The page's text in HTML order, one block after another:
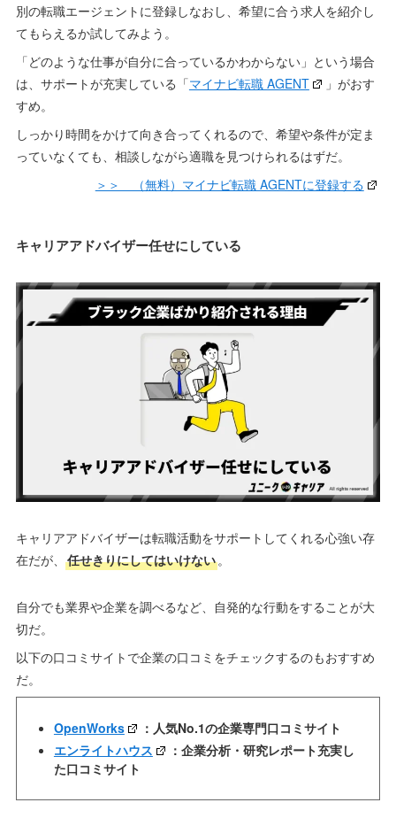
別の転職エージェントに登録しなおし、希望に合う求人を紹介し
てもらえるか試してみよう。
「どのような仕事が自分に合っているかわからない」という場合
は、サポートが充実している「マイナビ転職 AGENT
」がおす
すめ。
しっかり時間をかけて向き合ってくれるので、希望や条件が定ま
っていなくても、相談しながら適職を見つけられるはずだ。
＞＞ （無料）マイナビ転職 AGENTに登録する
キャリアアドバイザー任せにしている
キャリアアドバイザーは転職活動をサポートしてくれる心強い存
在だが、 任せきりにしてはいけない。
自分でも業界や企業を調べるなど、自発的な行動をすることが大
切だ。
以下の口コミサイトで企業の口コミをチェックするのもおすすめ
だ。
OpenWorks
：人気No.1の企業専門口コミサイト
エンライトハウス
：企業分析・研究レポート充実し
た口コミサイト